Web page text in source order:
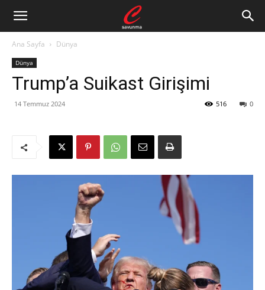
Ana Sayfa Dünya
Dünya
Trump’a Suikast Girişimi
14 Temmuz 2024 0
516